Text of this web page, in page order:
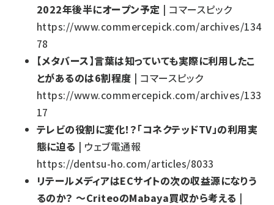
2022年後半にオープン予定 | コマースピック
https://www.commercepick.com/archives/134
78
【メタバース】言葉は知っていても実際に利用したこ
とがあるのは6割程度 | コマースピック
https://www.commercepick.com/archives/133
17
テレビの役割に変化！？「コネクテッドTV」の利用実
態に迫る | ウェブ電通報
https://dentsu-ho.com/articles/8033
リテールメディアはECサイトの次の収益源になりう
るのか？ ～CriteoのMabaya買収から考える |